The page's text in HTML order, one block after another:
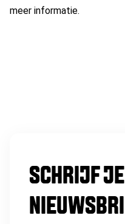
meer informatie.
SCHRIJF